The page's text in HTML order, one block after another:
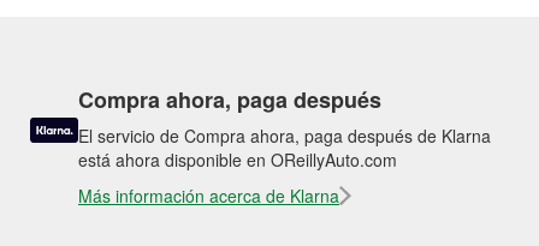
Compra ahora, paga después
El servicio de Compra ahora, paga después de Klarna
está ahora disponible en OReillyAuto.com
Más información acerca de Klarna